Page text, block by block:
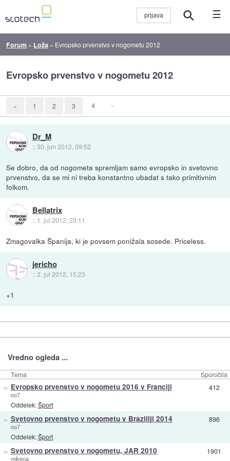
☰
Forum » Loža » Evropsko prvenstvo v nogometu 2012
Evropsko prvenstvo v nogometu 2012
« 1 2 3 4 »
Dr_M
::30. jun 2012, 09:52
Se dobro, da od nogometa spremljam samo evropsko in svetovno
prvenstvo, da se mi ni treba konstantno ubadat s tako primitivnim
folkom.
Bellatrix
:: 1. jul 2012, 23:11
Zmagovalka Španija, ki je povsem ponižala sosede. Priceless.
jericho
::2. jul 2012, 15:23
+1
Vredno ogleda ...
Tema Sporočila
» Evropsko prvenstvo v nogometu 2016 v Franciji
oo7
Oddelek:Šport
412
» Svetovno prvenstvo v nogometu v Braziliji 2014
oo7
Oddelek:Šport
896
» Svetovno prvenstvo v nogometu, JAR 2010
mikena
1901